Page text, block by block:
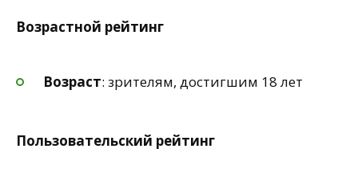
Возрастной рейтинг
Возраст: зрителям, достигшим 18 лет
Пользовательский рейтинг